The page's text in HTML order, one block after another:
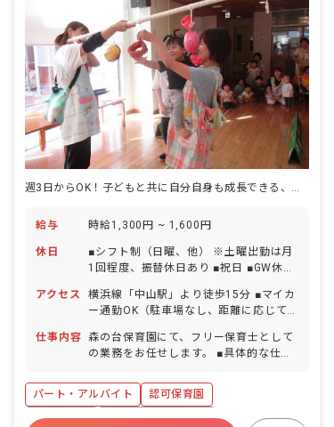
週3日からOK！子どもと共に自分自身も成長できる、保育のお仕事
給与 時給1,300円 ~ 1,600円
休日
■シフト制（日曜、他） ※土曜出勤は月
1回程度、振替休日あり ■祝日 ■GW休暇
日間） ■有給休暇（取得率85％／半日単
位での取得可／5日以上の連休相談OK）
■慶弔休暇 ■産前産後・育児休暇（取得
率100％・復帰率100％） ■介護・看護
刻・早退・欠勤の相談も可
アクセス
横浜線「中山駅」より徒歩15分 ■マイカ
ー通勤OK（駐車場なし、距離に応じて
り、2km以上で、距離に応じて交通費支
給） ■自転車通勤OK（駐輪場あり、交通
仕事内容 森の台保育園にて、フリー保育士として
の業務をお任せします。 ■具体的な仕事
案、月案の作成 ・保護者対応（アプリ）
・その他保育にかかわるすべての業務
パート・アルバイト
認可保育園
正社員登用
ボーナス・賞与あり